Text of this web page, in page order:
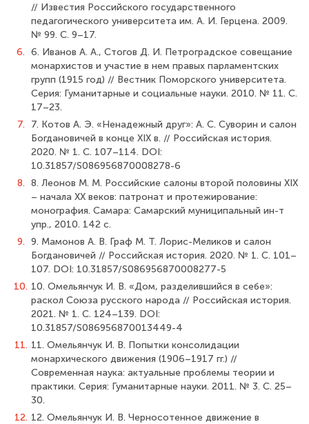
// Известия Российского государственного
педагогического университета им. А. И. Герцена. 2009.
№ 99. С. 9–17.
6. 6. Иванов А. А., Стогов Д. И. Петроградское совещание
монархистов и участие в нем правых парламентских
групп (1915 год) // Вестник Поморского университета.
Серия: Гуманитарные и социальные науки. 2010. № 11. С.
17–23.
7.
7. Котов А. Э. «Ненадежный друг»: А. С. Суворин и салон
Богдановичей в конце XIX в. // Российская история.
2020. № 1. С. 107–114. DOI:
10.31857/S086956870008278-6
8. 8. Леонов М. М. Российские салоны второй половины XIX
– начала XX веков: патронат и протежирование:
монография. Самара: Самарский муниципальный ин-т
упр., 2010. 142 с.
9. 9. Мамонов А. В. Граф М. Т. Лорис-Меликов и салон
Богдановичей // Российская история. 2020. № 1. С. 101–
107. DOI: 10.31857/S086956870008277-5
10. 10. Омельянчук И. В. «Дом, разделившийся в себе»:
раскол Союза русского народа // Российская история.
2021. № 1. С. 124–139. DOI:
10.31857/S086956870013449-4
11. 11. Омельянчук И. В. Попытки консолидации
монархического движения (1906–1917 гг.) //
Современная наука: актуальные проблемы теории и
практики. Серия: Гуманитарные науки. 2011. № 3. С. 25–
30.
12. 12. Омельянчук И. В. Черносотенное движение в